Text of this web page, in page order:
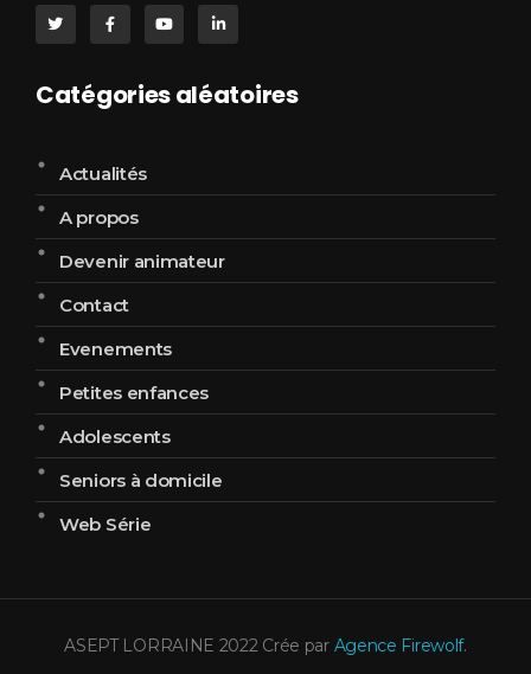
Catégories aléatoires
Actualités
A propos
Devenir animateur
Contact
Evenements
Petites enfances
Adolescents
Seniors à domicile
Web Série
ASEPT LORRAINE 2022 Crée par Agence Firewolf.